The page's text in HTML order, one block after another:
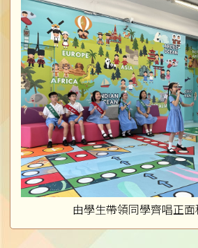
由學生帶領同學齊唱正